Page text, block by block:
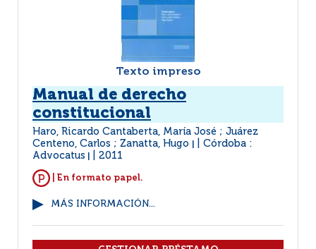
Texto impreso
Manual de derecho
constitucional
Haro, Ricardo Cantaberta, María José ; Juárez
Centeno, Carlos ; Zanatta, Hugo
Córdoba :
Advocatus
2011
| En formato papel.
MÁS INFORMACIÓN...